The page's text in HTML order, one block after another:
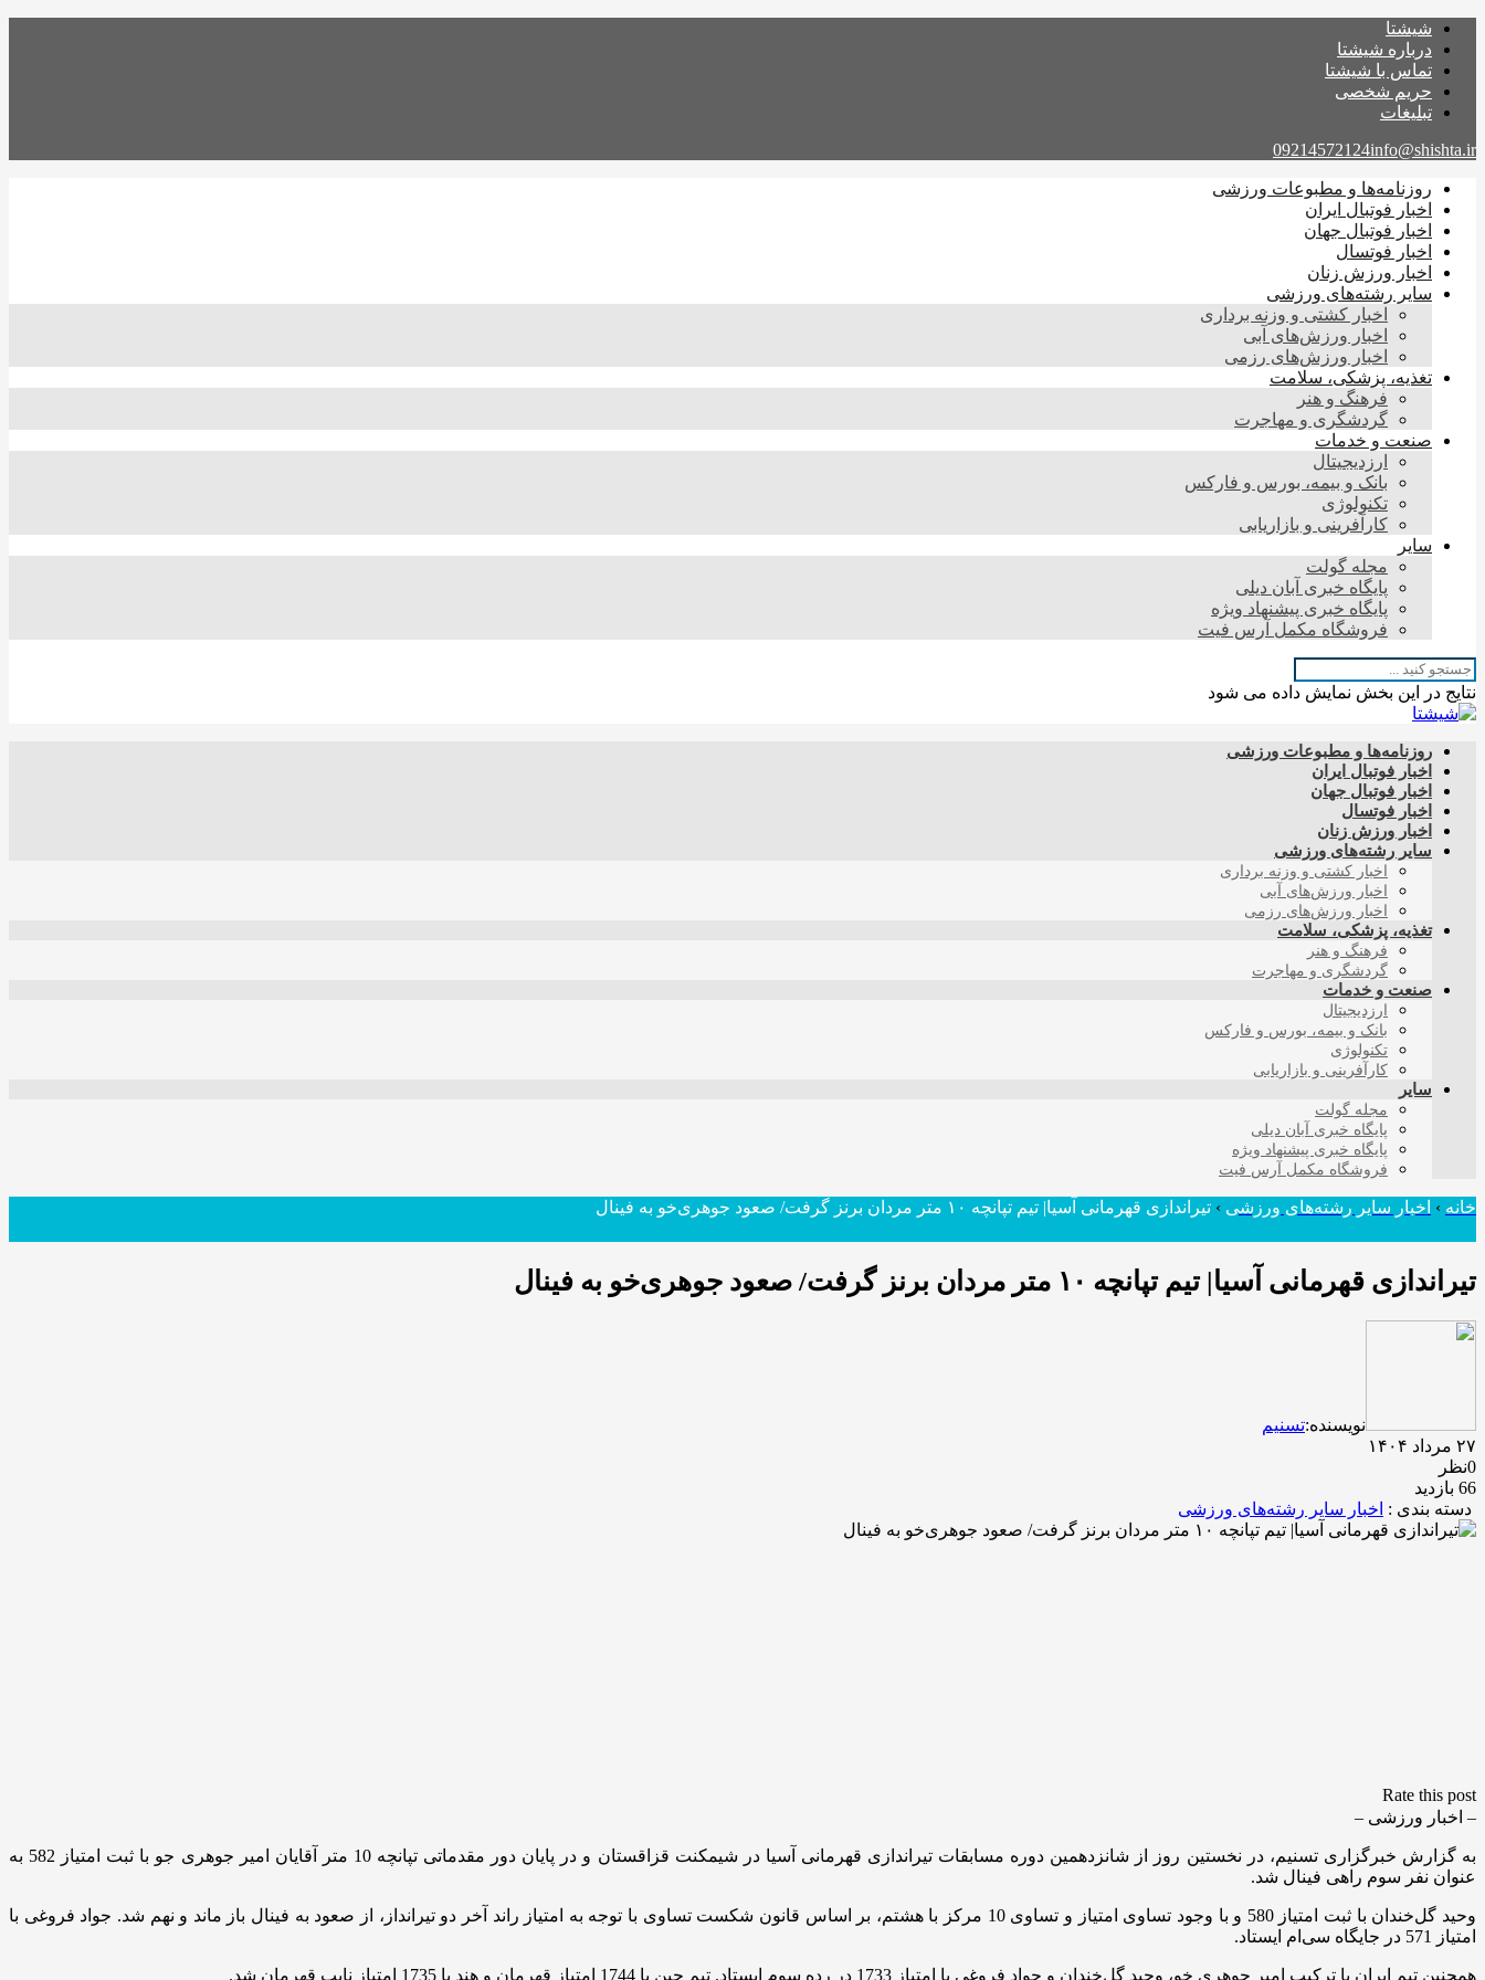
شیشتا
درباره شیشتا
تماس با شیشتا
حریم شخصی
تبلیغات
09214572124info@shishta.ir
روزنامه‌ها و مطبوعات ورزشی
اخبار فوتبال ایران
اخبار فوتبال جهان
اخبار فوتسال
اخبار ورزش زنان
سایر رشته‌های ورزشی
اخبار کشتی و وزنه برداری
اخبار ورزش‌های آبی
اخبار ورزش‌های رزمی
تغذیه، پزشکی، سلامت
فرهنگ و هنر
گردشگری و مهاجرت
صنعت و خدمات
ارزدیجیتال
بانک و بیمه، بورس و فارکس
تکنولوژی
کارآفرینی و بازاریابی
سایر
مجله گولت
پایگاه خبری آبان دیلی
پایگاه خبری پیشنهاد ویژه
فروشگاه مکمل آرس فیت
نتایج در این بخش نمایش داده می شود
روزنامه‌ها و مطبوعات ورزشی
اخبار فوتبال ایران
اخبار فوتبال جهان
اخبار فوتسال
اخبار ورزش زنان
سایر رشته‌های ورزشی
اخبار کشتی و وزنه برداری
اخبار ورزش‌های آبی
اخبار ورزش‌های رزمی
تغذیه، پزشکی، سلامت
فرهنگ و هنر
گردشگری و مهاجرت
صنعت و خدمات
ارزدیجیتال
بانک و بیمه، بورس و فارکس
تکنولوژی
کارآفرینی و بازاریابی
سایر
مجله گولت
پایگاه خبری آبان دیلی
پایگاه خبری پیشنهاد ویژه
فروشگاه مکمل آرس فیت
خانه › اخبار سایر رشته‌های ورزشی › تیراندازی قهرمانی آسیا| تیم تپانچه ۱۰ متر مردان برنز گرفت/ صعود جوهری‌خو به فینال
تیراندازی قهرمانی آسیا| تیم تپانچه ۱۰ متر مردان برنز گرفت/ صعود جوهری‌خو به فینال
نویسنده:تسنیم
۲۷ مرداد ۱۴۰۴
0نظر
66 بازدید
دسته بندی : اخبار سایر رشته‌های ورزشی
Rate this post
– اخبار ورزشی –
به گزارش خبرگزاری تسنیم، در نخستین روز از شانزدهمین دوره مسابقات تیراندازی قهرمانی آسیا در شیمکنت قزاقستان و در پایان دور مقدماتی تپانچه 10 متر آقایان امیر جوهری جو با ثبت امتیاز 582 به
عنوان نفر سوم راهی فینال شد.
وحید گل‌خندان با ثبت امتیاز 580 و با وجود تساوی امتیاز و تساوی 10 مرکز با هشتم، بر اساس قانون شکست تساوی با توجه به امتیاز راند آخر دو تیرانداز، از صعود به فینال باز ماند و نهم شد. جواد فروغی با
امتیاز 571 در جایگاه سی‌ام ایستاد.
همچنین تیم ایران با ترکیب امیر جوهری خو، وحید گل‌خندان و جواد فروغی با امتیاز 1733 در رده سوم ایستاد. تیم چین با 1744 امتیاز قهرمان و هند با 1735 امتیاز نایب قهرمان شد.